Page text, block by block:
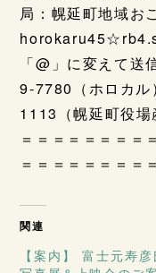
局：幌延町地域お
「@」に変えて
9-7780（ホロカ
1113（幌延町役
＝＝＝＝＝＝＝＝
＝＝＝＝＝＝＝＝
関連
【案内】 富士元寿